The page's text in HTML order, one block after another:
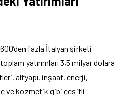
fazla İtalyan şirketi
yatırımları 3,5 milyar dolara
altyapı, inşaat, enerji,
ve kozmetik gibi çeşitli